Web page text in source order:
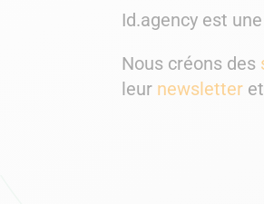
Id.agency est
Nous créons des
leur newsletter